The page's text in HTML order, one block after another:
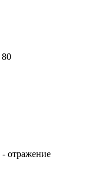
80
- отражение